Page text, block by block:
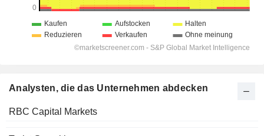
Analysten, die das Unternehmen abdecken
RBC Capital Markets